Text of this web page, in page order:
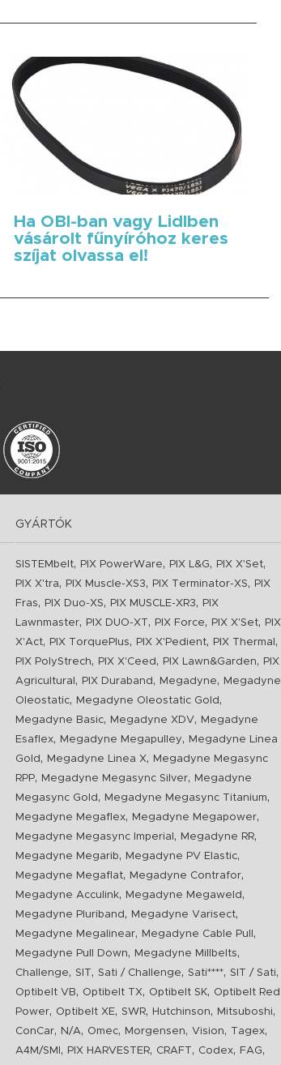
Ha OBI-ban vagy Lidlben
vásárolt fűnyíróhoz keres
szíjat olvassa el!
GYÁRTÓK
SISTEMbelt, PIX PowerWare, PIX L&G, PIX X'Set,
PIX X'tra, PIX Muscle-XS3, PIX Terminator-XS,
PIX
Fras, PIX Duo-XS, PIX MUSCLE-XR3,
PIX
Lawnmaster, PIX DUO-XT , PIX Force, PIX X'Set,
PIX
X'Act, PIX TorquePlus, PIX X'Pedient, PIX Thermal ,
PIX PolyStrech, PIX X'Ceed , PIX Lawn&Garden,
PIX
Agricultural , PIX Duraband , Megadyne,
Megadyne
Oleostatic, Megadyne Oleostatic Gold ,
Megadyne Basic, Megadyne XDV,
Megadyne
Esaflex, Megadyne Megapulley,
Megadyne Linea
Gold , Megadyne Linea X,
Megadyne Megasync
RPP, Megadyne Megasync Silver,
Megadyne
Megasync Gold , Megadyne Megasync Titanium,
Megadyne Megaflex, Megadyne Megapower,
Megadyne Megasync Imperial , Megadyne RR,
Megadyne Megarib, Megadyne PV Elastic,
Megadyne Megaflat, Megadyne Contrafor,
Megadyne Acculink, Megadyne Megaweld ,
Megadyne Pluriband , Megadyne Varisect,
Megadyne Megalinear, Megadyne Cable Pull ,
Megadyne Pull Down, Megadyne Millbelts,
Challenge, SIT , Sati / Challenge, Sati****, SIT / Sati,
Optibelt VB, Optibelt TX, Optibelt SK, Optibelt Red
Power, Optibelt XE, SWR, Hutchinson, Mitsuboshi,
ConCar, N/A, Omec, Morgensen, Vision, Tagex,
A4M/SMI , PIX HARVESTER, CRAFT , Codex, FAG,